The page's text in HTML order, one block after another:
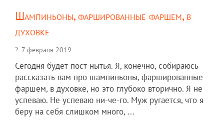
Шампиньоны, фаршированные фаршем, в
духовке
7 февраля 2019
Сегодня будет пост нытья. Я, конечно, собираюсь
рассказать вам про шампиньоны, фаршированные
фаршем, в духовке, но это глубоко вторично. Я не
успеваю. Не успеваю ни-че-го. Муж ругается, что я
беру на себя слишком много, ...